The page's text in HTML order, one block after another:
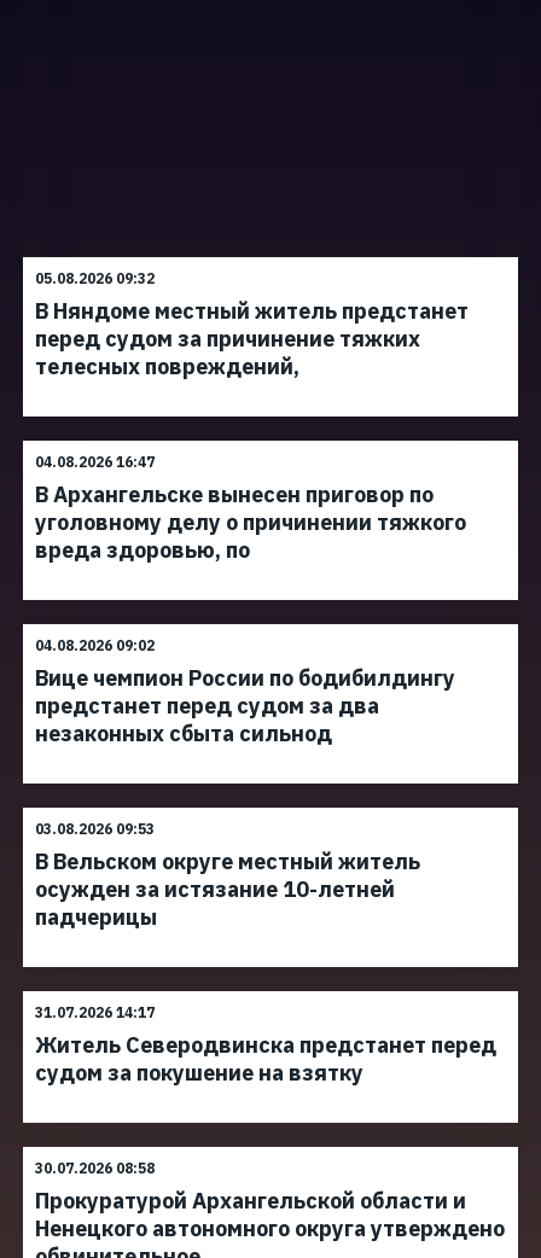
05.08.2026 09:32
В Няндоме местный житель предстанет
перед судом за причинение тяжких
телесных повреждений,
04.08.2026 16:47
В Архангельске вынесен приговор по
уголовному делу о причинении тяжкого
вреда здоровью, по
04.08.2026 09:02
Вице чемпион России по бодибилдингу
предстанет перед судом за два
незаконных сбыта сильнод
03.08.2026 09:53
В Вельском округе местный житель
осужден за истязание 10-летней
падчерицы
31.07.2026 14:17
Житель Северодвинска предстанет перед
судом за покушение на взятку
30.07.2026 08:58
Прокуратурой Архангельской области и
Ненецкого автономного округа утверждено